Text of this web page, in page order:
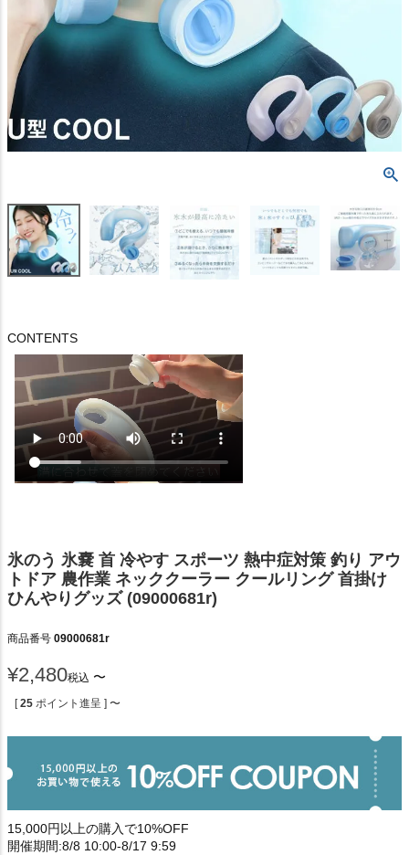
CONTENTS
氷のう 氷嚢 首 冷やす スポーツ 熱中症対策 釣り アウ
トドア 農作業 ネッククーラー クールリング 首掛け
ひんやりグッズ (09000681r)
商品番号 09000681r
¥2,480税込 〜
[ 25 ポイント進呈 ] 〜
15,000円以上の購入で10%OFF
開催期間:8/8 10:00-8/17 9:59